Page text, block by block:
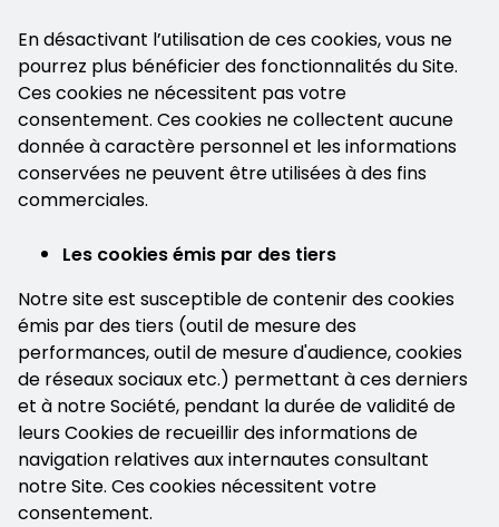
En désactivant l’utilisation de ces cookies, vous ne
pourrez plus bénéficier des fonctionnalités du Site.
Ces cookies ne nécessitent pas votre
consentement. Ces cookies ne collectent aucune
donnée à caractère personnel et les informations
conservées ne peuvent être utilisées à des fins
commerciales.
Les cookies émis par des tiers
Notre site est susceptible de contenir des cookies
émis par des tiers (outil de mesure des
performances, outil de mesure d'audience, cookies
de réseaux sociaux etc.) permettant à ces derniers
et à notre Société, pendant la durée de validité de
leurs Cookies de recueillir des informations de
navigation relatives aux internautes consultant
notre Site. Ces cookies nécessitent votre
consentement.